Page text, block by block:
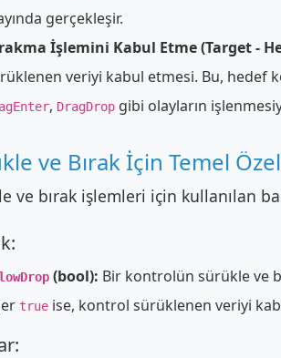
gerçekleşir.
İşlemini Kabul Etme (Target -
veriyi kabul etmesi. Bu, hedef
, DragDrop gibi olayların
ve Bırak İçin Temel
ve bırak işlemleri için kullanılan
(bool): Bir kontrolün sürükle ve
true ise, kontrol sürüklenen veriyi